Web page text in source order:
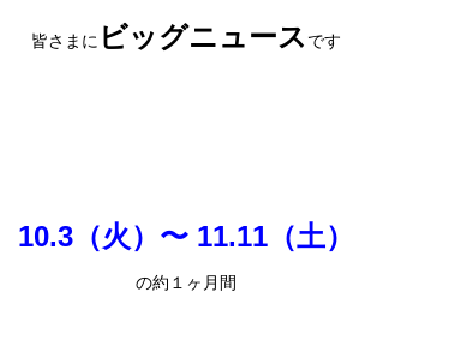
皆さまに ビッグニュース です
10.3（火）〜 11.11（土）
の約１ヶ月間